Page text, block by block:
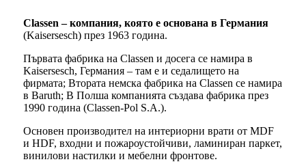
Classen – компания, която е основана в Германия
(Kaisersesch) през 1963 година.
Първата фабрика на Classen и досега се намира в
Kaisersesch, Германия – там е и седалището на
фирмата; Втората немска фабрика на Classen се намира
в Baruth; В Полша компанията създава фабрика през
1990 година (Classen-Pol S.A.).
Основен производител на интериорни врати от MDF
и HDF, входни и пожароустойчиви, ламиниран паркет,
винилови настилки и мебелни фронтове.